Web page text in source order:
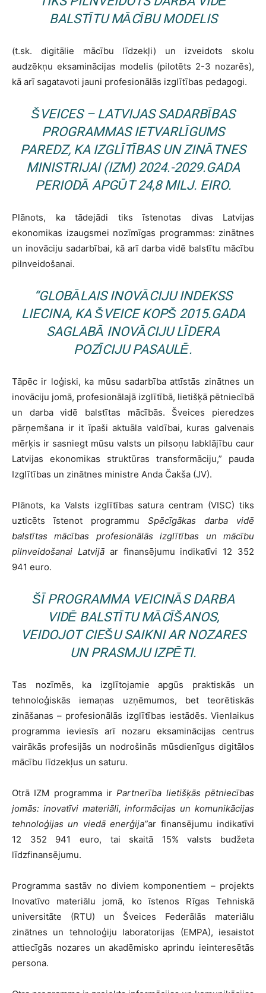
BALSTĪTU MĀCĪBU MODELIS
(t.sk. digitālie mācību līdzekļi) un izveidots skolu
audzēkņu eksaminācijas modelis (pilotēts 2-3 nozarēs),
kā arī sagatavoti jauni profesionālās izglītības pedagogi.
ŠVEICES – LATVIJAS SADARBĪBAS
PROGRAMMAS IETVARLĪGUMS
PAREDZ, KA IZGLĪTĪBAS UN ZINĀTNES
MINISTRIJAI (IZM) 2024.-2029.GADA
PERIODĀ APGŪT 24,8 MILJ. EIRO.
Plānots, ka tādejādi tiks īstenotas divas Latvijas
ekonomikas izaugsmei nozīmīgas programmas: zinātnes
un inovāciju sadarbībai, kā arī darba vidē balstītu mācību
pilnveidošanai.
“GLOBĀLAIS INOVĀCIJU INDEKSS
LIECINA, KA ŠVEICE KOPŠ 2015.GADA
SAGLABĀ INOVĀCIJU LĪDERA
POZĪCIJU PASAULĒ.
Tāpēc ir loģiski, ka mūsu sadarbība attīstās zinātnes un
inovāciju jomā, profesionālajā izglītībā, lietišķā pētniecībā
un darba vidē balstītas mācībās. Šveices pieredzes
pārņemšana ir it īpaši aktuāla valdībai, kuras galvenais
mērķis ir sasniegt mūsu valsts un pilsoņu labklājību caur
Latvijas ekonomikas struktūras transformāciju,” pauda
Izglītības un zinātnes ministre Anda Čakša (JV).
Plānots, ka Valsts izglītības satura centram (VISC) tiks
uzticēts īstenot programmu Spēcīgākas darba vidē
balstītas mācības profesionālās izglītības un mācību
pilnveidošanai Latvijāar finansējumu indikatīvi 12 352
941 euro.
ŠĪ PROGRAMMA VEICINĀS DARBA
VIDĒ BALSTĪTU MĀCĪŠANOS,
VEIDOJOT CIEŠU SAIKNI AR NOZARES
UN PRASMJU IZPĒTI.
Tas nozīmēs, ka izglītojamie apgūs praktiskās un
tehnoloģiskās iemaņas uzņēmumos, bet teorētiskās
zināšanas – profesionālās izglītības iestādēs. Vienlaikus
programma ieviesīs arī nozaru eksaminācijas centrus
vairākās profesijās un nodrošinās mūsdienīgus digitālos
mācību līdzekļus un saturu.
Otrā IZM programma irPartnerība lietišķās pētniecības
jomās: inovatīvi materiāli, informācijas un komunikācijas
tehnoloģijas un viedā enerģija”ar finansējumu indikatīvi
12 352 941 euro, tai skaitā 15% valsts budžeta
līdzfinansējumu.
Programma sastāv no diviem komponentiem – projekts
Inovatīvo materiālu jomā, ko īstenos Rīgas Tehniskā
universitāte (RTU) un Šveices Federālās materiālu
zinātnes un tehnoloģiju laboratorijas (EMPA), iesaistot
attiecīgās nozares un akadēmisko aprindu ieinteresētās
persona.